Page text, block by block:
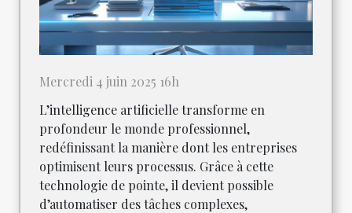
Mercredi 4 juin 2025 16h
L’intelligence artificielle transforme en
profondeur le monde professionnel,
redéfinissant la manière dont les entreprises
optimisent leurs processus. Grâce à cette
technologie de pointe, il devient possible
d’automatiser des tâches complexes,